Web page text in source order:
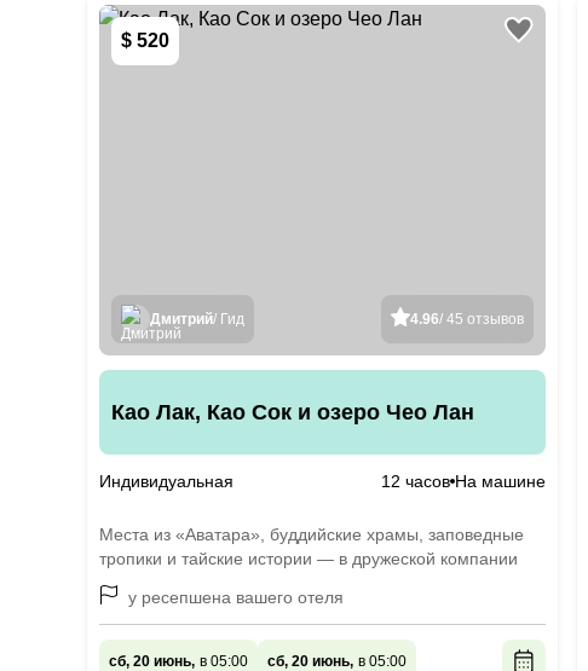
$ 520
4.96/ 45 отзывов
Дмитрий/ Гид
Као Лак, Као Сок и озеро Чео Лан
Индивидуальная 12 часов На машине
Места из «Аватара», буддийские храмы, заповедные
тропики и тайские истории — в дружеской компании
у ресепшена вашего отеля
сб, 20 июнь, в 05:00 сб, 20 июнь, в 05:00